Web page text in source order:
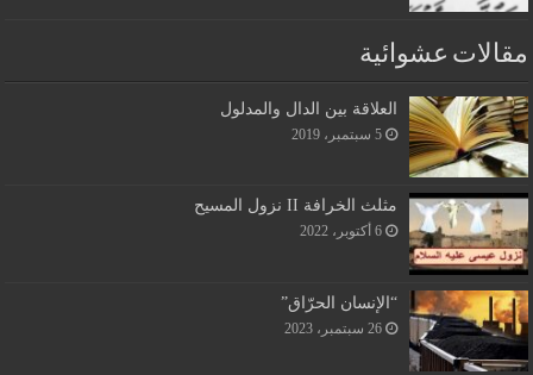
مقالات عشوائية
العلاقة بين الدال والمدلول
5 سبتمبر، 2019
مثلث الخرافة II نزول المسيح
6 أكتوبر، 2022
“الإنسان الحرّاق”
26 سبتمبر، 2023